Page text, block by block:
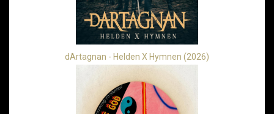
dArtagnan - Helden X Hymnen (2026)